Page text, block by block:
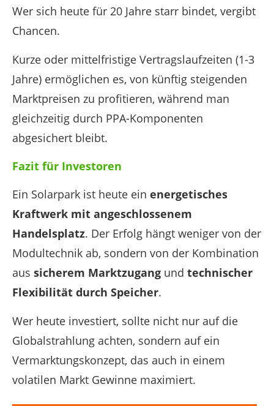
Wer sich heute für 20 Jahre starr bindet, vergibt
Chancen.
Kurze oder mittelfristige Vertragslaufzeiten (1-3
Jahre) ermöglichen es, von künftig steigenden
Marktpreisen zu profitieren, während man
gleichzeitig durch PPA-Komponenten
abgesichert bleibt.
Fazit für Investoren
Ein Solarpark ist heute ein energetisches
Kraftwerk mit angeschlossenem
Handelsplatz. Der Erfolg hängt weniger von der
Modultechnik ab, sondern von der Kombination
aus sicherem Marktzugang und technischer
Flexibilität durch Speicher.
Wer heute investiert, sollte nicht nur auf die
Globalstrahlung achten, sondern auf ein
Vermarktungskonzept, das auch in einem
volatilen Markt Gewinne maximiert.